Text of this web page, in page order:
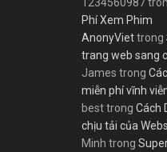
Phí Xem Phim
AnonyViettrong
trang web sang
James trong
miễn phí vĩnh
besttrong Cách
chịu tải của
Minh trong